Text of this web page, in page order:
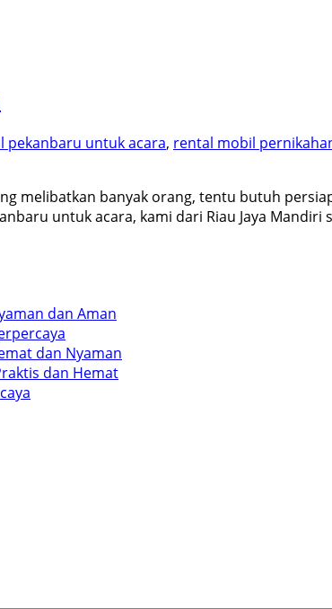
pekanbaru untuk acara, rental mobil
melibatkan banyak orang, tentu butuh
untuk acara, kami dari Riau Jaya Mandiri
dan Aman
dan Nyaman
dan Hemat